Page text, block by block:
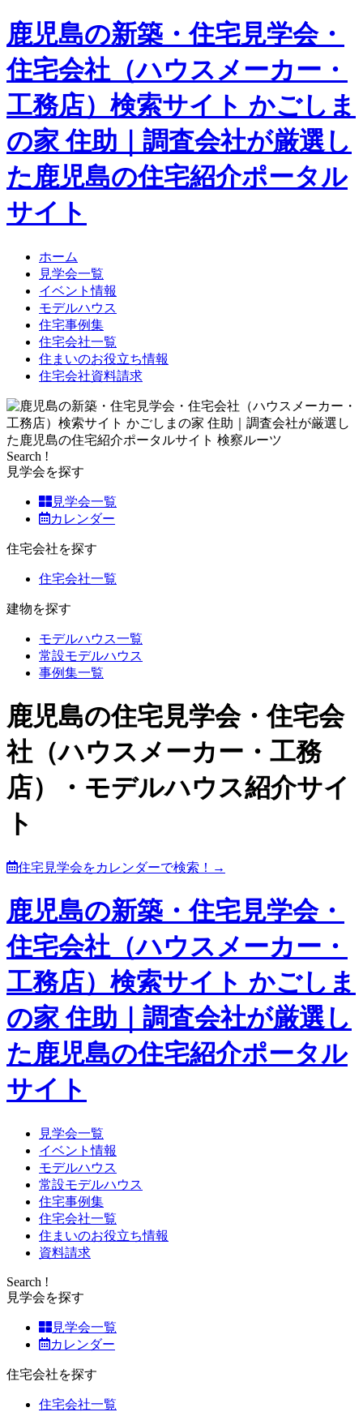
鹿児島の新築・住宅見学会・
住宅会社（ハウスメーカー・
工務店）検索サイト かごしま
の家 住助｜調査会社が厳選し
た鹿児島の住宅紹介ポータル
サイト
ホーム
見学会一覧
イベント情報
モデルハウス
住宅事例集
住宅会社一覧
住まいのお役立ち情報
住宅会社資料請求
Search !
見学会を探す
見学会一覧
カレンダー
住宅会社を探す
住宅会社一覧
建物を探す
モデルハウス一覧
常設モデルハウス
事例集一覧
鹿児島の住宅見学会・住宅会
社（ハウスメーカー・工務
店）・モデルハウス紹介サイ
ト
住宅見学会をカレンダーで検索！→
鹿児島の新築・住宅見学会・
住宅会社（ハウスメーカー・
工務店）検索サイト かごしま
の家 住助｜調査会社が厳選し
た鹿児島の住宅紹介ポータル
サイト
見学会一覧
イベント情報
モデルハウス
常設モデルハウス
住宅事例集
住宅会社一覧
住まいのお役立ち情報
資料請求
Search !
見学会を探す
見学会一覧
カレンダー
住宅会社を探す
住宅会社一覧